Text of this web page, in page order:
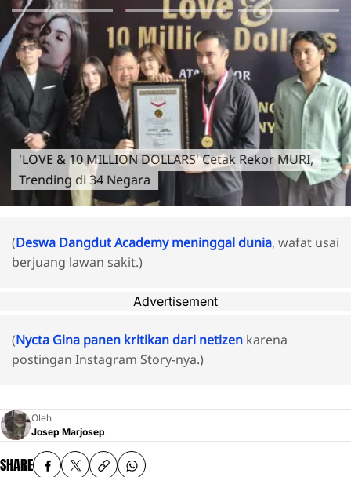
'LOVE & 10 MILLION DOLLARS' Cetak Rekor MURI,
Trending di 34 Negara
(Deswa Dangdut Academy meninggal dunia, wafat usai
berjuang lawan sakit.)
Advertisement
(Nycta Gina panen kritikan dari netizen karena
postingan Instagram Story-nya.)
Oleh
Josep Marjosep
SHARE